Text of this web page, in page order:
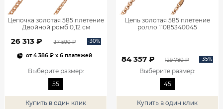
Цепочка золотая 585 плетение
Двойной ромб 0,12 см
26 313 ₽ 37 590 ₽ -30%
от4 386 ₽x 6 платежей
Выберите размер:
55
Купить в один клик
Цепь золотая 585 плетение
ролло 11085340045
84 357 ₽ 129 780 ₽ -35%
Выберите размер:
45
Купить в один клик